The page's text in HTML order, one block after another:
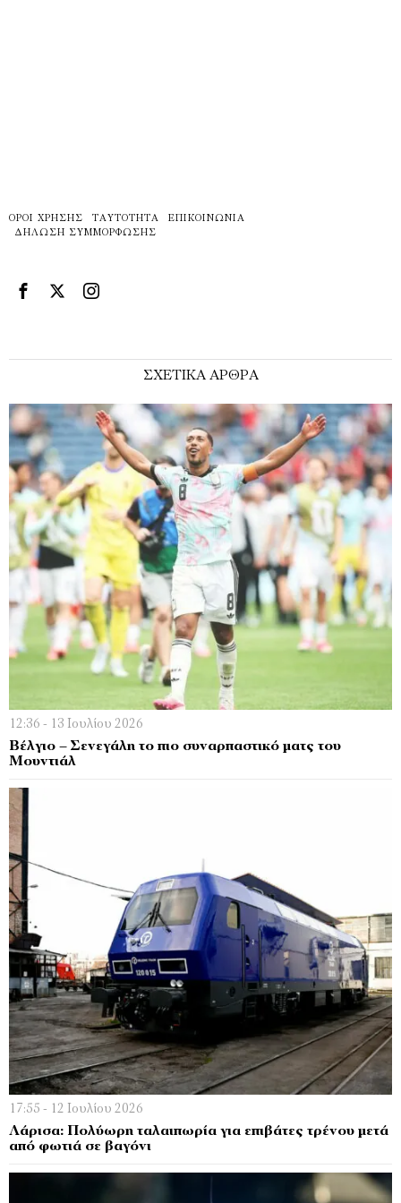
ΌΡΟΙ ΧΡΉΣΗΣ ΤΑΥΤΌΤΗΤΑ
ΕΠΙΚΟΙΝΩΝΊΑ
ΔΉΛΩΣΗ ΣΥΜΜΌΡΦΩΣΗΣ
ΣΧΕΤΙΚΑ ΑΡΘΡΑ
12:36 - 13 Ιουλίου 2026
Βέλγιο – Σενεγάλη το πιο συναρπαστικό ματς του
Μουντιάλ
17:55 - 12 Ιουλίου 2026
Λάρισα: Πολύωρη ταλαιπωρία για επιβάτες τρένου μετά
από φωτιά σε βαγόνι